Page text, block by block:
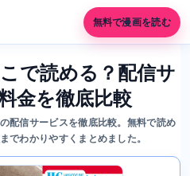
無料で漫画を読む
で読める？配信サ
金を徹底比較
配信サービスを徹底比較。無料で読め
でわかりやすくまとめました。